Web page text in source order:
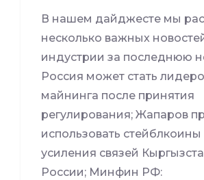
В нашем дайджесте мы
несколько важных
индустрии за последнюю
Россия может стать
майнинга после принятия
регулирования; Жапаров
использовать стейблкоины
усиления связей
России; Минфин РФ: